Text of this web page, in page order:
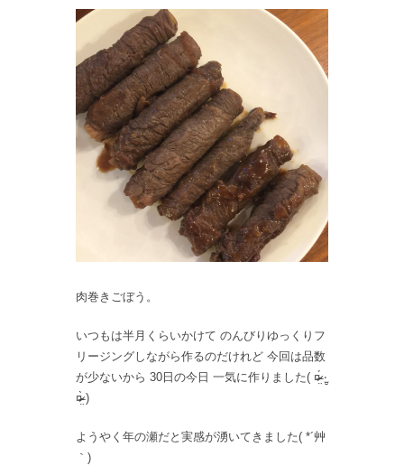
肉巻きごぼう。
いつもは半月くらいかけて のんびりゆっくりフ
リージングしながら作るのだけれど 今回は品数
が少ないから 30日の今日 一気に作りました( ¤̴̶̷̤́ ‧̫̮
¤̴̶̷̤̀ )
ようやく年の瀬だと実感が湧いてきました( *´艸
｀)